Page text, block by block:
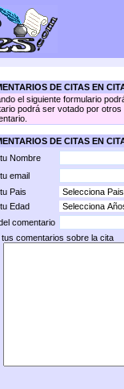
DE CITAS EN
el siguiente formulario
podrá ser votado por
DE CITAS EN
Nombre
email
Pais
Edad
comentario
tus comentarios sobre la cita